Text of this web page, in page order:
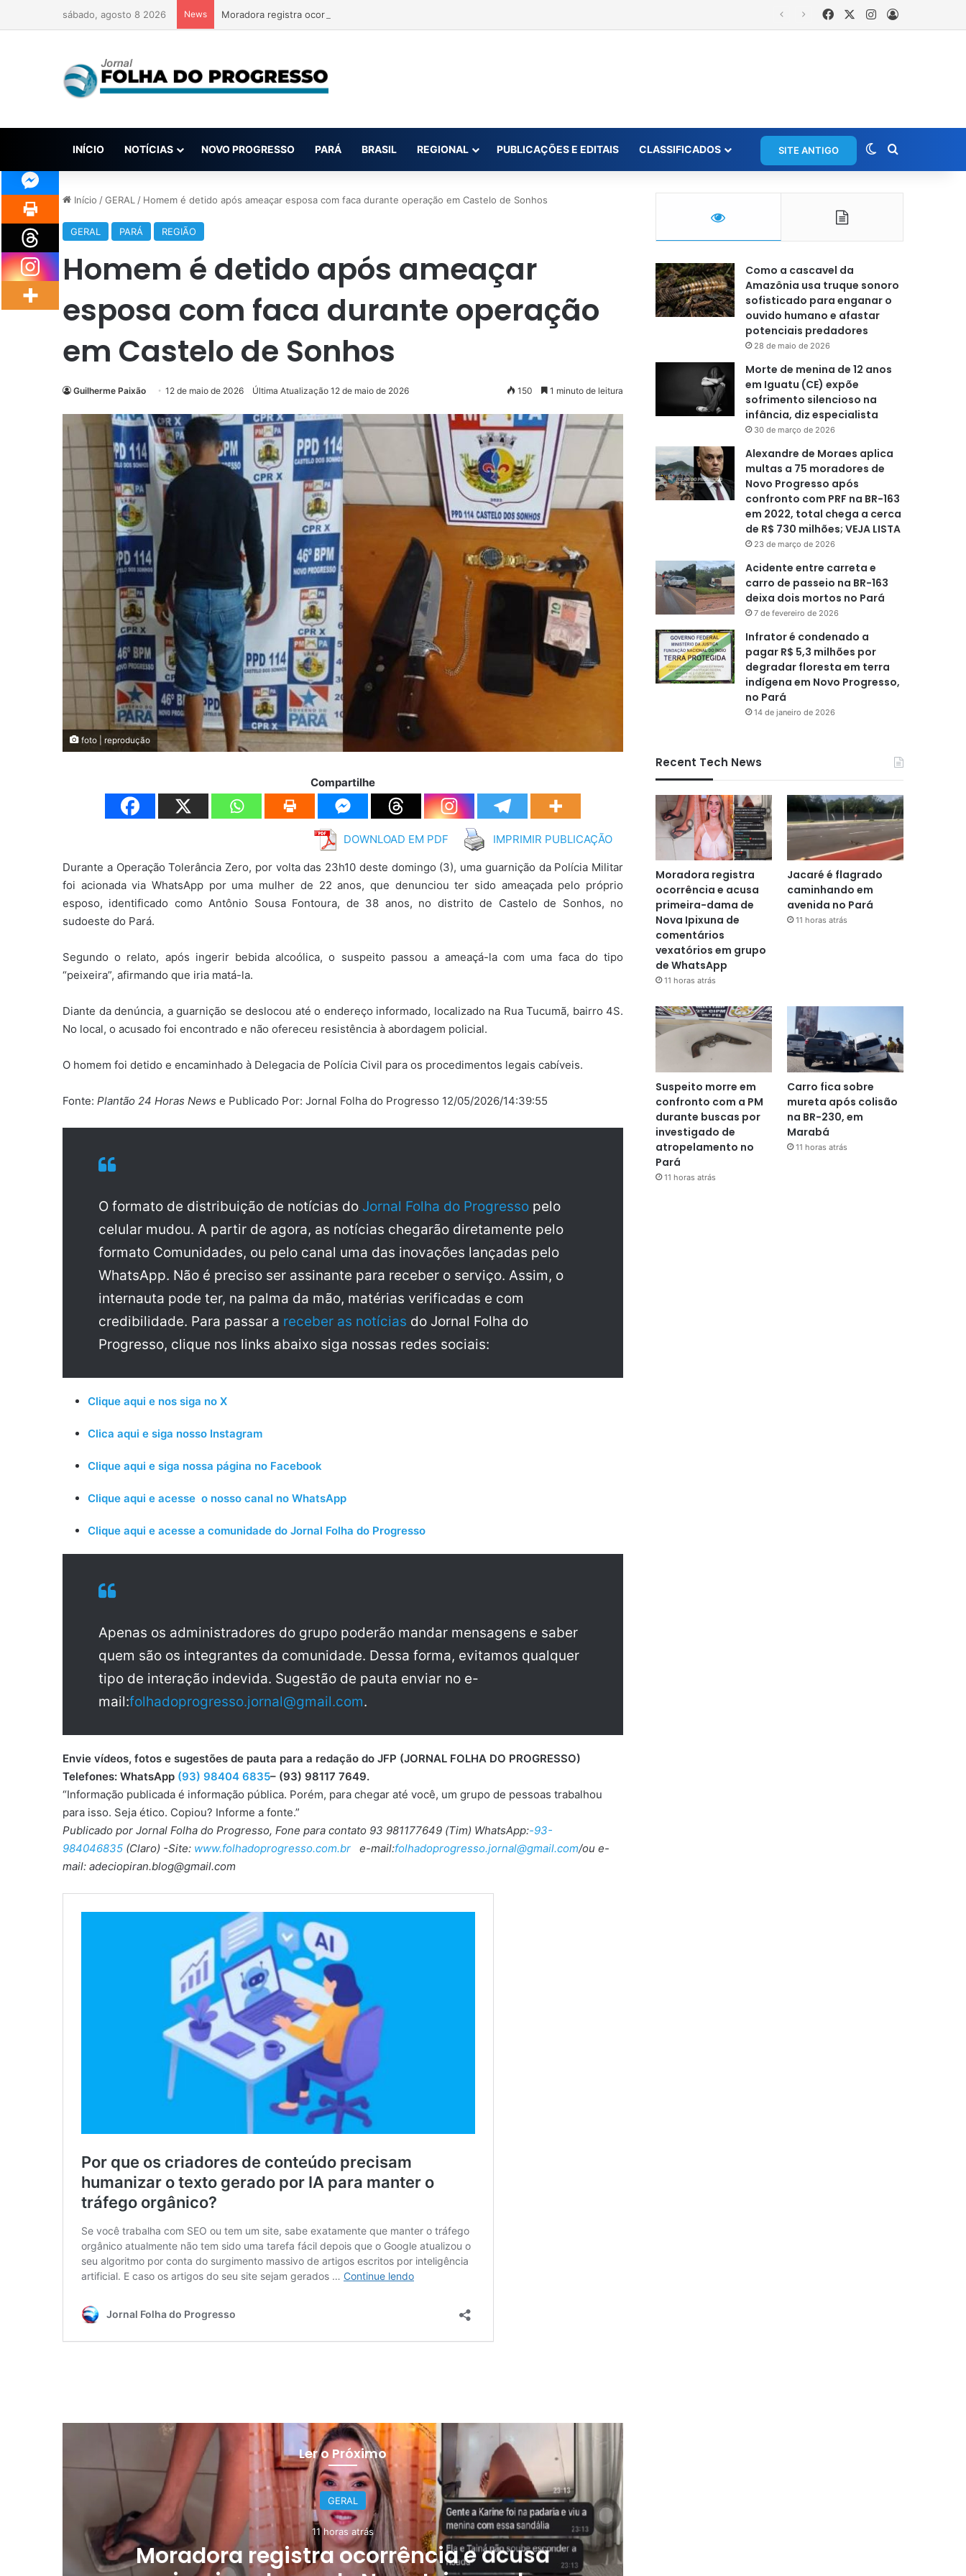
sábado, agosto 8 2026 News Moradora registra ocorrência e acusa primeira-dama de Nova Ipixuna de comentários vexatórios em grupo de WhatsApp FacebookInstagram
INÍCIO NOTÍCIAS NOVO PROGRESSO PARÁ BRASIL REGIONAL PUBLICAÇÕES E EDITAIS CLASSIFICADOS SITE ANTIGO Switch skin
Início /GERAL / Homem é detido após ameaçar esposa com faca durante operação em Castelo de Sonhos
GERAL PARÁ REGIÃO
Homem é detido após ameaçar
esposa com faca durante operação
em Castelo de Sonhos
Guilherme Paixão 12 de maio de 2026 Última Atualização 12 de maio de 2026 150 1 minuto de leitura
foto | reprodução
Compartilhe
DOWNLOAD EM PDF IMPRIMIR PUBLICAÇÃO
Durante a Operação Tolerância Zero, por volta das 23h10 deste domingo (3), uma guarnição da Polícia Militar
foi acionada via WhatsApp por uma mulher de 22 anos, que denunciou ter sido ameaçada pelo próprio
esposo, identificado como Antônio Sousa Fontoura, de 38 anos, no distrito de Castelo de Sonhos, no
sudoeste do Pará.
Segundo o relato, após ingerir bebida alcoólica, o suspeito passou a ameaçá-la com uma faca do tipo
“peixeira”, afirmando que iria matá-la.
Diante da denúncia, a guarnição se deslocou até o endereço informado, localizado na Rua Tucumã, bairro 4S.
No local, o acusado foi encontrado e não ofereceu resistência à abordagem policial.
O homem foi detido e encaminhado à Delegacia de Polícia Civil para os procedimentos legais cabíveis.
Fonte: Plantão 24 Horas News e Publicado Por: Jornal Folha do Progresso 12/05/2026/14:39:55
O formato de distribuição de notícias do Jornal Folha do Progresso pelo
celular mudou. A partir de agora, as notícias chegarão diretamente pelo
formato Comunidades, ou pelo canal uma das inovações lançadas pelo
WhatsApp. Não é preciso ser assinante para receber o serviço. Assim, o
internauta pode ter, na palma da mão, matérias verificadas e com
credibilidade. Para passar a receber as notícias do Jornal Folha do
Progresso, clique nos links abaixo siga nossas redes sociais:
Clique aqui e nos siga no X
Clica aqui e siga nosso Instagram
Clique aqui e siga nossa página no Facebook
Clique aqui e acesse o nosso canal no WhatsApp
Clique aqui e acesse a comunidade do Jornal Folha do Progresso
Apenas os administradores do grupo poderão mandar mensagens e saber
quem são os integrantes da comunidade. Dessa forma, evitamos qualquer
tipo de interação indevida. Sugestão de pauta enviar no e-
mail:folhadoprogresso.jornal@gmail.com.
Envie vídeos, fotos e sugestões de pauta para a redação do JFP (JORNAL FOLHA DO PROGRESSO)
Telefones: WhatsApp (93) 98404 6835– (93) 98117 7649.
“Informação publicada é informação pública. Porém, para chegar até você, um grupo de pessoas trabalhou
para isso. Seja ético. Copiou? Informe a fonte.”
Publicado por Jornal Folha do Progresso, Fone para contato 93 981177649 (Tim) WhatsApp:-93-
984046835 (Claro) -Site: www.folhadoprogresso.com.br e-mail:folhadoprogresso.jornal@gmail.com/ou e-
mail: adeciopiran.blog@gmail.com
Ler o Próximo
GERAL
11 horas atrás
Moradora registra ocorrência e acusa
Como a cascavel da
Amazônia usa truque sonoro
sofisticado para enganar o
ouvido humano e afastar
potenciais predadores
28 de maio de 2026
Morte de menina de 12 anos
em Iguatu (CE) expõe
sofrimento silencioso na
infância, diz especialista
30 de março de 2026
Alexandre de Moraes aplica
multas a 75 moradores de
Novo Progresso após
confronto com PRF na BR-163
em 2022, total chega a cerca
de R$ 730 milhões; VEJA LISTA
23 de março de 2026
Acidente entre carreta e
carro de passeio na BR-163
deixa dois mortos no Pará
7 de fevereiro de 2026
Infrator é condenado a
pagar R$ 5,3 milhões por
degradar floresta em terra
indígena em Novo Progresso,
no Pará
14 de janeiro de 2026
Recent Tech News
Moradora registra
ocorrência e acusa
primeira-dama de
Nova Ipixuna de
comentários
vexatórios em grupo
de WhatsApp
11 horas atrás
Jacaré é flagrado
caminhando em
avenida no Pará
11 horas atrás
Suspeito morre em
confronto com a PM
durante buscas por
investigado de
atropelamento no
Pará
11 horas atrás
Carro fica sobre
mureta após colisão
na BR-230, em
Marabá
11 horas atrás